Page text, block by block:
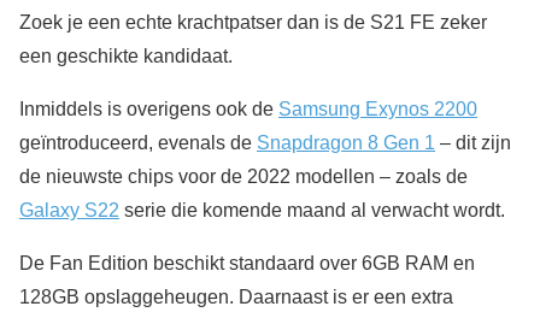
Zoek je een echte krachtpatser dan is de S21 FE zeker
een geschikte kandidaat.
Inmiddels is overigens ook de Samsung Exynos 2200
geïntroduceerd, evenals de Snapdragon 8 Gen 1 – dit zijn
de nieuwste chips voor de 2022 modellen – zoals de
Galaxy S22 serie die komende maand al verwacht wordt.
De Fan Edition beschikt standaard over 6GB RAM en
128GB opslaggeheugen. Daarnaast is er een extra